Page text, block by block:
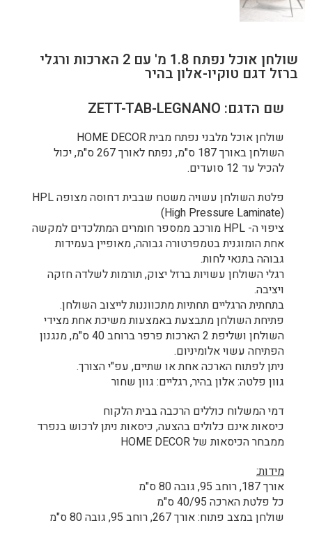
שולחן אוכל נפתח 1.8 מ' עם 2 הארכות ורגלי
ברזל דגם טוקיו-אלון בהיר
שם הדגם: ZETT-TAB-LEGNANO
שולחן אוכל מלבני נפתח מבית HOME DECOR
השולחן באורך 187 ס"מ, נפתח לאורך 267 ס"מ, יכול
להכיל עד 12 סועדים.
פלטת השולחן עשויה משטח שבבית דחוסה מצופה HPL
(High Pressure Laminate)
ציפוי ה- HPL מורכב ממספר חומרים המתלכדים למקשה
אחת הומוגנית בטמפרטורה גבוהה, מאופיין בעמידות
גבוהה בתנאי לחות.
רגלי השולחן עשויות ברזל יצוק, תורמות לשלדה חזקה
ויציבה.
בתחתית הרגליים תחתיות מתכווננות לייצוב השולחן.
פתיחת השולחן מתבצעת באמצעות משיכת אחת מצידי
השולחן ושליפת 2 הארכות פרפר ברוחב 40 ס"מ, מנגנון
הפתיחה עשוי אלומיניום.
ניתן לפתוח הארכה אחת או שתיים, עפ"י הצורך.
גוון פלטה: אלון בהיר, רגליים: גוון שחור
דמי המשלוח כוללים הרכבה בבית הלקוח
כיסאות אינם כלולים בהצעה, כיסאות ניתן לרכוש בנפרד
ממבחר הכיסאות של HOME DECOR
מידות:
אורך 187, רוחב 95, גובה 80 ס"מ
כל פלטת הארכה 40/95 ס"מ
שולחן במצב פתוח: אורך 267, רוחב 95, גובה 80 ס"מ